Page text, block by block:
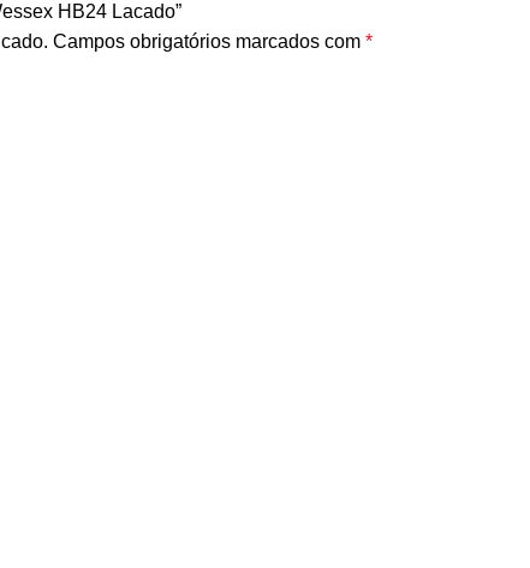
HB24 Lacado”
Campos obrigatórios marcados com *